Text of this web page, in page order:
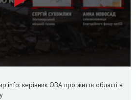
керівник ОВА про життя області в